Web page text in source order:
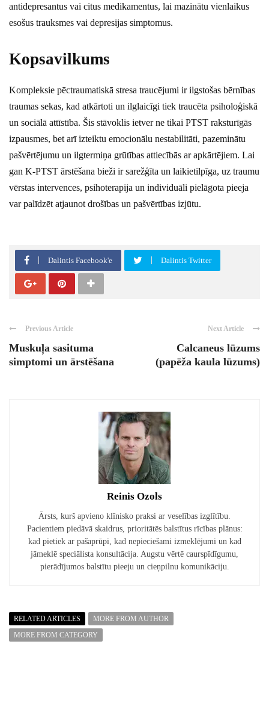
antidepresantus vai citus medikamentus, lai mazinātu vienlaikus
esošus trauksmes vai depresijas simptomus.
Kopsavilkums
Kompleksie pēctraumatiskā stresa traucējumi ir ilgstošas bērnības
traumas sekas, kad atkārtoti un ilglaicīgi tiek traucēta psiholoģiskā
un sociālā attīstība. Šis stāvoklis ietver ne tikai PTST raksturīgās
izpausmes, bet arī izteiktu emocionālu nestabilitāti, pazeminātu
pašvērtējumu un ilgtermiņa grūtības attiecībās ar apkārtējiem. Lai
gan K-PTST ārstēšana bieži ir sarežģīta un laikietilpīga, uz traumu
vērstas intervences, psihoterapija un individuāli pielāgota pieeja
var palīdzēt atjaunot drošības un pašvērtības izjūtu.
Dalintis Facebook'e Dalintis Twitter
Previous Article
Muskuļa sasituma
simptomi un ārstēšana
Next Article
Calcaneus lūzums
(papēža kaula lūzums)
Reinis Ozols
Ārsts, kurš apvieno klīnisko praksi ar veselības izglītību.
Pacientiem piedāvā skaidrus, prioritātēs balstītus rīcības plānus:
kad pietiek ar pašaprūpi, kad nepieciešami izmeklējumi un kad
jāmeklē speciālista konsultācija. Augstu vērtē caurspīdīgumu,
pierādījumos balstītu pieeju un cieņpilnu komunikāciju.
RELATED ARTICLES
MORE FROM AUTHOR
MORE FROM CATEGORY